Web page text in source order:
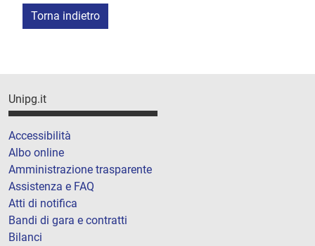
Torna indietro
Unipg.it
Accessibilità
Albo online
Amministrazione trasparente
Assistenza e FAQ
Atti di notifica
Bandi di gara e contratti
Bilanci